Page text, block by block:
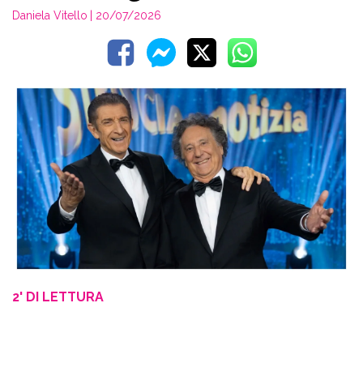
Daniela Vitello | 20/07/2026
2' DI LETTURA